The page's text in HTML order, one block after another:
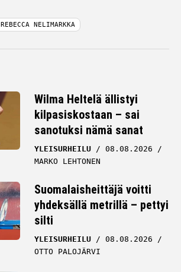
REBECCA NELIMARKKA
Wilma Heltelä ällistyi
kilpasiskostaan – sai
sanotuksi nämä sanat
YLEISURHEILU
08.08.2026
MARKO LEHTONEN
Suomalaisheittäjä voitti
yhdeksällä metrillä – pettyi
silti
YLEISURHEILU
08.08.2026
OTTO PALOJÄRVI